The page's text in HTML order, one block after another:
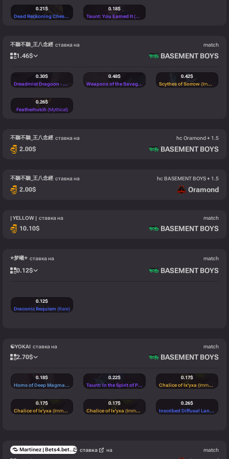
0.21$
Dead Reckoning Chest(Rare)
0.18$
Taunt: You Earned It(Mythical)
不聽不聽_王八念經 ставка на match
1.46$ BASEMENT BOYS
0.30$
Dreadmist Dragoon - Back
(Mythical)
0.48$
Weapons of the Savage Monger
(Mythical)
0.42$
Scythes of Sorrow(Immortal)
0.26$
Featherhutch (Mythical)
不聽不聽_王八念經 ставка на hc Oramond + 1.5
2.00$ BASEMENT BOYS
不聽不聽_王八念經 ставка на hc BASEMENT BOYS + 1.5
2.00$ Oramond
| YELLOW | ставка на match
10.10$ BASEMENT BOYS
⭐梦曦⭐ ставка на match
0.12$ BASEMENT BOYS
0.12$
Draconic Requiem (Rare)
☯YOKAI ставка на match
2.70$ BASEMENT BOYS
0.18$
Horns of Deep Magma(Uncommon)
0.22$
Taunt: In the Spirit of Peace
(Mythical)
0.17$
Chalice of Ix'yxa (Immortal)
0.17$
Chalice of Ix'yxa (Immortal)
0.17$
Chalice of Ix'yxa (Immortal)
0.26$
Inscribed Diffusal Lance
(Rare)
0.17$
Martinez | Bets4.bet | ставка на match